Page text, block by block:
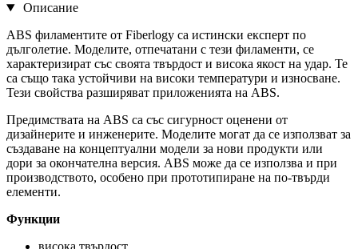
Описание
ABS филаментите от Fiberlogy са истински експерт по
дълголетие. Моделите, отпечатани с тези филаменти, се
характеризират със своята твърдост и висока якост на удар. Те
са също така устойчиви на високи температури и износване.
Тези свойства разширяват приложенията на ABS.
Предимствата на ABS са със сигурност оценени от
дизайнерите и инженерите. Моделите могат да се използват за
създаване на концептуални модели за нови продукти или
дори за окончателна версия. ABS може да се използва и при
производството, особено при прототипиране на по-твърди
елементи.
Функции
висока твърдост